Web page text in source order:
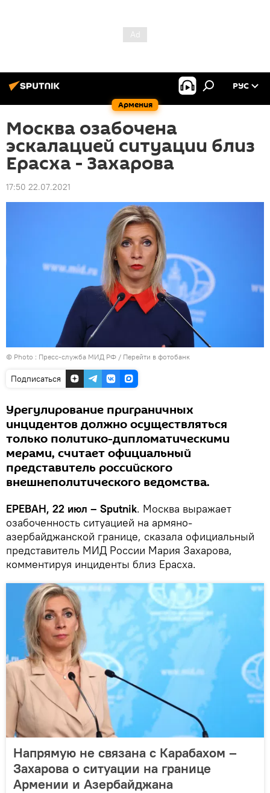
Армения
РУС
Москва озабочена
эскалацией ситуации близ
Ерасха - Захарова
17:50 22.07.2021
© Photo : Пресс-служба МИД РФ / Перейти в фотобанк
Подписаться
Урегулирование приграничных
инцидентов должно осуществляться
только политико-дипломатическими
мерами, считает официальный
представитель российского
внешнеполитического ведомства.
ЕРЕВАН, 22 июл – Sputnik. Москва выражает
озабоченность ситуацией на армяно-
азербайджанской границе, сказала официальный
представитель МИД России Мария Захарова,
комментируя инциденты близ Ерасха.
Напрямую не связана с Карабахом –
Захарова о ситуации на границе
Армении и Азербайджана